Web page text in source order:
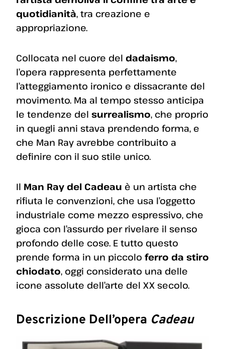
quotidianità, tra creazione e
appropriazione.
Collocata nel cuore del dadaismo,
l’opera rappresenta perfettamente
l’atteggiamento ironico e dissacrante del
movimento. Ma al tempo stesso anticipa
le tendenze del surrealismo, che proprio
in quegli anni stava prendendo forma, e
che Man Ray avrebbe contribuito a
definire con il suo stile unico.
Il Man Ray del Cadeau è un artista che
rifiuta le convenzioni, che usa l’oggetto
industriale come mezzo espressivo, che
gioca con l’assurdo per rivelare il senso
profondo delle cose. E tutto questo
prende forma in un piccolo ferro da stiro
chiodato, oggi considerato una delle
icone assolute dell’arte del XX secolo.
Descrizione Dell’opera Cadeau